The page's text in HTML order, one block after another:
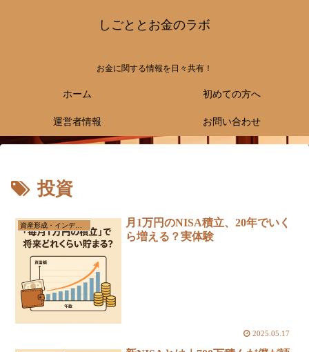
しごととお金のラボ
お金に関する情報を日々共有！
ホーム 初めての方へ
運営者情報 お問い合わせ
投資
資産形成・インデックス投資
月1万円のNISA積立、20年でいく
ら増える？実体験
2025.05.17